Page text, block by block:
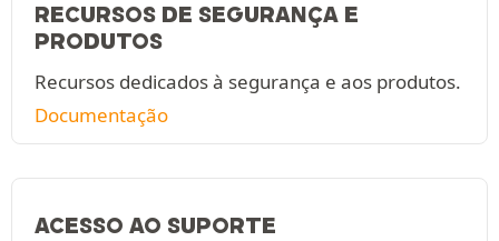
RECURSOS DE SEGURANÇA E
PRODUTOS
Recursos dedicados à segurança e aos produtos.
Documentação
ACESSO AO SUPORTE